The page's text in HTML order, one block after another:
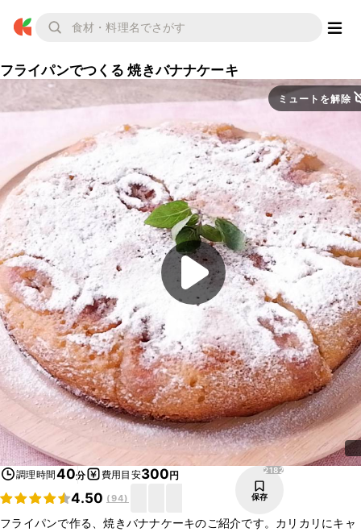
フライパンでつくる 焼きバナナケーキ
ミュートを解除
調理時間40分 費用目安300円
4.50 (94)
2182
保存
フライパンで作る、焼きバナナケーキのご紹介です。カリカリにキャ